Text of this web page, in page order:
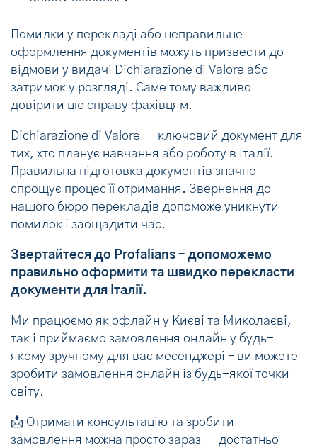
Помилки у перекладі або неправильне
оформлення документів можуть призвести до
відмови у видачі Dichiarazione di Valore або
затримок у розгляді. Саме тому важливо
довірити цю справу фахівцям.
Dichiarazione di Valore — ключовий документ для
тих, хто планує навчання або роботу в Італії.
Правильна підготовка документів значно
спрощує процес її отримання. Звернення до
нашого бюро перекладів допоможе уникнути
помилок і заощадити час.
Звертайтеся до Profalians – допоможемо
правильно оформити та швидко перекласти
документи для Італії.
Ми працюємо як офлайн у Києві та Миколаєві,
так і приймаємо замовлення онлайн у будь-
якому зручному для вас месенджері – ви можете
зробити замовлення онлайн із будь-якої точки
світу.
📩 Отримати консультацію та зробити
замовлення можна просто зараз — достатньо